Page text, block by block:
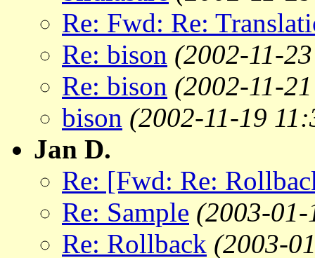
Re: Fwd: Re:
Re: bison (2002-11-
Re: bison (2002-11-
bison (2002-11-19
Jan D.
Re: [Fwd: Re:
Re: Sample (2003-
Re: Rollback (2003-